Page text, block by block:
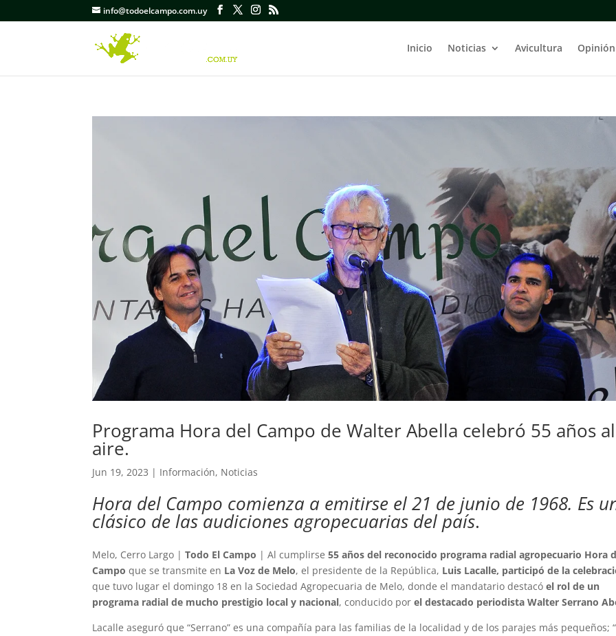
info@todoelcampo.com.uy
Inicio Noticias Avicultura Opinión
Programa Hora del Campo de Walter Abella celebró 55 años al
aire.
Jun 19, 2023 | Información, Noticias
Hora del Campo comienza a emitirse el 21 de junio de 1968. Es
clásico de las audiciones agropecuarias del país.
Melo, Cerro Largo |Todo El Campo | Al cumplirse55 años del reconocido programa radial agropecuario Hora
Campo que se transmite en La Voz de Melo, el presidente de la República, Luis Lacalle, participó de la
que tuvo lugar el domingo 18 en la Sociedad Agropecuaria de Melo, donde el mandatario destacóel rol de un
programa radial de mucho prestigio local y nacional, conducido porel destacado periodista Walter Serrano
Lacalle aseguró que “Serrano” es una compañía para las familias de la localidad y de los parajes más pequeños;